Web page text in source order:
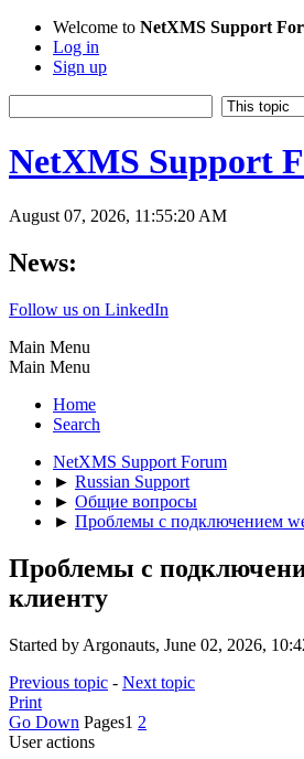
Welcome to NetXMS Support
Log in
Sign up
NetXMS Support
August 07, 2026, 11:55:20 AM
News:
Follow us on LinkedIn
Main Menu
Main Menu
Home
Search
NetXMS Support Forum
► Russian Support
► Общие вопросы
► Проблемы с подключением
Проблемы с
клиенту
Started by Argonauts, June 02, 2026,
Previous topic - Next topic
Print
Go Down Pages1 2
User actions